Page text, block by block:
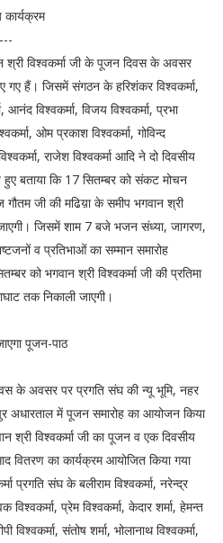
कार्यक्रम
श्री विश्वकर्मा जी के पूजन दिवस के अवसर
गए हैं। जिसमें संगठन के हरिशंकर विश्वकर्मा,
आनंद विश्वकर्मा, विजय विश्वकर्मा, प्रभा
ओम प्रकाश विश्वकर्मा, गोविन्द
राजेश विश्वकर्मा आदि ने दो दिवसीय
बताया कि 17 सितम्बर को संकट मोचन
गौतम जी की मढिय़ा के समीप भगवान श्री
जाएगी। जिसमें शाम 7 बजे भजन संध्या, जागरण,
व प्रतिभाओं का सम्मान समारोह
को भगवान श्री विश्वकर्मा जी की प्रतिमा
तक निकाली जाएगी।
पूजन-पाठ
के अवसर पर प्रगति संघ की न्यू भूमि, नहर
अधारताल में पूजन समारोह का आयोजन किया
श्री विश्वकर्मा जी का पूजन व एक दिवसीय
वितरण का कार्यक्रम आयोजित किया गया
प्रगति संघ के बलीराम विश्वकर्मा, नरेन्द्र
विश्वकर्मा, प्रेम विश्वकर्मा, केदार शर्मा, हेमन्त
विश्वकर्मा, संतोष शर्मा, भोलानाथ विश्वकर्मा,